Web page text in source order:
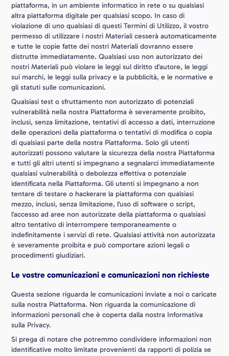
piattaforma, in un ambiente informatico in rete o su qualsiasi
altra piattaforma digitale per qualsiasi scopo. In caso di
violazione di uno qualsiasi di questi Termini di Utilizzo, il vostro
permesso di utilizzare i nostri Materiali cesserà automaticamente
e tutte le copie fatte dei nostri Materiali dovranno essere
distrutte immediatamente. Qualsiasi uso non autorizzato dei
nostri Materiali può violare le leggi sul diritto d'autore, le leggi
sui marchi, le leggi sulla privacy e la pubblicità, e le normative e
gli statuti sulle comunicazioni.
Qualsiasi test o sfruttamento non autorizzato di potenziali
vulnerabilità nella nostra Piattaforma è severamente proibito,
inclusi, senza limitazione, tentativi di accesso a dati, interruzione
delle operazioni della piattaforma o tentativi di modifica o copia
di qualsiasi parte della nostra Piattaforma. Solo gli utenti
autorizzati possono valutare la sicurezza della nostra Piattaforma
e tutti gli altri utenti si impegnano a segnalarci immediatamente
qualsiasi vulnerabilità o debolezza effettiva o potenziale
identificata nella Piattaforma. Gli utenti si impegnano a non
tentare di testare o hackerare la piattaforma con qualsiasi
mezzo, inclusi, senza limitazione, l'uso di software o script,
l'accesso ad aree non autorizzate della piattaforma o qualsiasi
altro tentativo di interrompere temporaneamente o
indefinitamente i servizi di rete. Qualsiasi attività non autorizzata
è severamente proibita e può comportare azioni legali o
procedimenti giudiziari.
Le vostre comunicazioni e comunicazioni non richieste
Questa sezione riguarda le comunicazioni inviate a noi o caricate
sulla nostra Piattaforma. Non riguarda la comunicazione di
informazioni personali che è coperta dalla nostra Informativa
sulla Privacy.
Si prega di notare che potremmo condividere informazioni non
identificative molto limitate provenienti da rapporti di polizia se